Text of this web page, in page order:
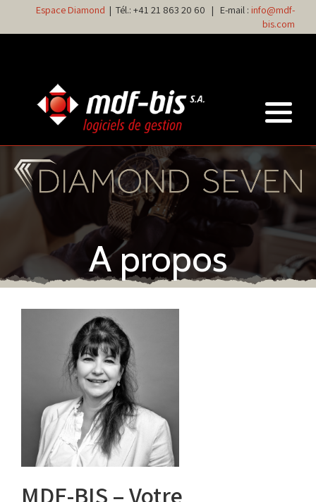
Espace Diamond | Tél.: +41 21 863 20 60 | E-mail : info@mdf-
bis.com
A propos
MDF-BIS – Votre